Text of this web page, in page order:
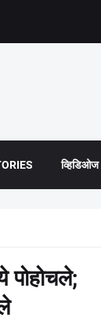
व्हिडिओज
पोहोचले;